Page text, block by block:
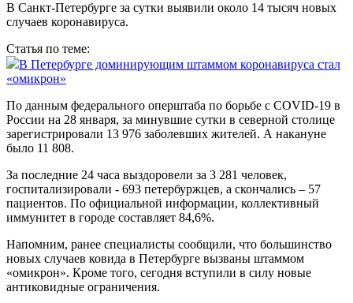
В Санкт-Петербурге за сутки выявили около 14 тысяч новых
случаев коронавируса.
Статья по теме:
В Петербурге доминирующим штаммом коронавируса стал
«омикрон»
По данным федерального оперштаба по борьбе с COVID-19 в
России на 28 января, за минувшие сутки в северной столице
зарегистрировали 13 976 заболевших жителей. А накануне
было 11 808.
За последние 24 часа выздоровели за 3 281 человек,
госпитализировали - 693 петербуржцев, а скончались – 57
пациентов. По официальной информации, коллективный
иммунитет в городе составляет 84,6%.
Напомним, ранее специалисты сообщили, что большинство
новых случаев ковида в Петербурге вызваны штаммом
«омикрон». Кроме того, сегодня вступили в силу новые
антиковидные ограничения.